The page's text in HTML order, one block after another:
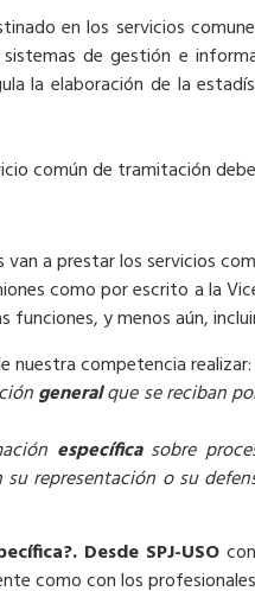
en los servicios
de gestión e
la elaboración de la
común de tramitación
a prestar los servicios
como por escrito a la
y menos aún,
nuestra competencia realizar:
generalque se reciban
específicasobre
su representación o su
Desde SPJ-USO
como con los